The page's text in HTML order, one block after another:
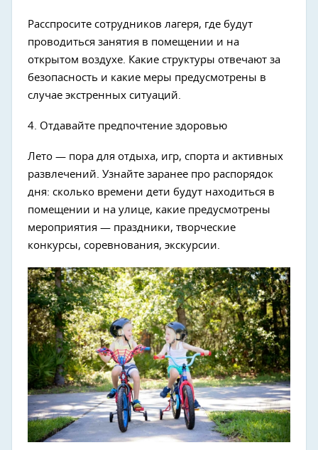
Расспросите сотрудников лагеря, где будут
проводиться занятия в помещении и на
открытом воздухе. Какие структуры отвечают за
безопасность и какие меры предусмотрены в
случае экстренных ситуаций.
4. Отдавайте предпочтение здоровью
Лето — пора для отдыха, игр, спорта и активных
развлечений. Узнайте заранее про распорядок
дня: сколько времени дети будут находиться в
помещении и на улице, какие предусмотрены
мероприятия — праздники, творческие
конкурсы, соревнования, экскурсии.